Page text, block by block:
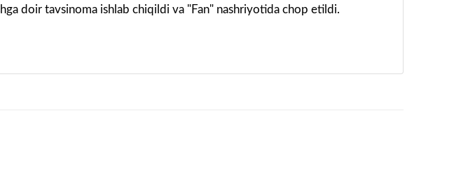
doir tavsinoma ishlab chiqildi va "Fan" nashriyotida chop etildi.